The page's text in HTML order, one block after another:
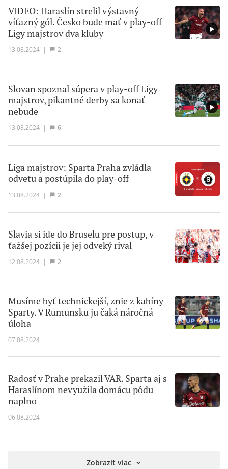
VIDEO: Haraslín strelil výstavný
víťazný gól. Česko bude mať v play-off
Ligy majstrov dva kluby
13.08.2024 | 2
Slovan spoznal súpera v play-off Ligy
majstrov, pikantné derby sa konať
nebude
13.08.2024 | 6
Liga majstrov: Sparta Praha zvládla
odvetu a postúpila do play-off
13.08.2024 | 2
Slavia si ide do Bruselu pre postup, v
ťažšej pozícii je jej odveký rival
12.08.2024 | 2
Musíme byť technickejší, znie z kabíny
Sparty. V Rumunsku ju čaká náročná
úloha
07.08.2024
Radosť v Prahe prekazil VAR. Sparta aj s
Haraslínom nevyužila domácu pôdu
naplno
06.08.2024
Zobraziť viac